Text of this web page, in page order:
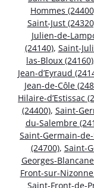
Hommes
Saint-Just
Julien-de-
(24140), Saint-
las-Bloux (24160)
Jean-d’Eyraud
Jean-de-Côle
Hilaire-d’Estissac
(24400), Saint-
du-Salembre
Saint-Germain-
(24700), Saint-
Georges-
Front-sur-Nizonne
Saint-Front-de-